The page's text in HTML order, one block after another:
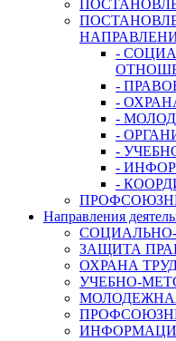
-
-
-
-
-
-
-
-
Направления
ЗАЩИТА
ОХРАНА
УЧЕБНО-